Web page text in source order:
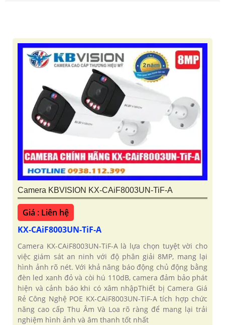
Camera KBVISION KX-CAiF8003UN-TiF-A
Giá : Liên hệ
KX-CAiF8003UN-TiF-A
Camera KX-CAiF8003UN-TiF-A là lựa chọn tuyệt vời cho
việc giám sát an ninh với độ phân giải 8MP, mang lại
hình ảnh rõ nét. Với khả năng báo động chủ động bằng
đèn led xanh đỏ và còi hú 110dB, camera đảm bảo phát
hiện và cảnh báo khi có xâm nhậpThiết bị Camera Giá
Rẻ Công Nghệ POE KX-CAiF8003UN-TiF-A tích hợp chức
năng cao cấp Thu Âm Và Loa rõ ràng để mang lại trải
nghiệm hình ảnh và âm thanh tốt nhất